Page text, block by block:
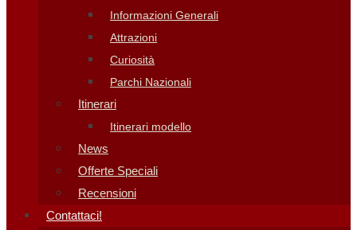
Informazioni Generali
Attrazioni
Curiosità
Parchi Nazionali
Itinerari
Itinerari modello
News
Offerte Speciali
Recensioni
Contattaci!